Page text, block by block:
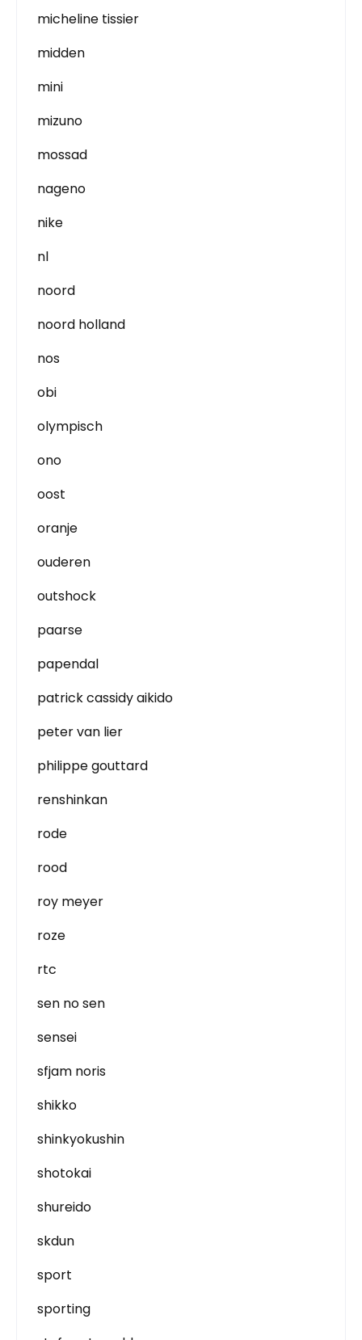
micheline tissier
midden
mini
mizuno
mossad
nageno
nike
nl
noord
noord holland
nos
obi
olympisch
ono
oost
oranje
ouderen
outshock
paarse
papendal
patrick cassidy aikido
peter van lier
philippe gouttard
renshinkan
rode
rood
roy meyer
roze
rtc
sen no sen
sensei
sfjam noris
shikko
shinkyokushin
shotokai
shureido
skdun
sport
sporting